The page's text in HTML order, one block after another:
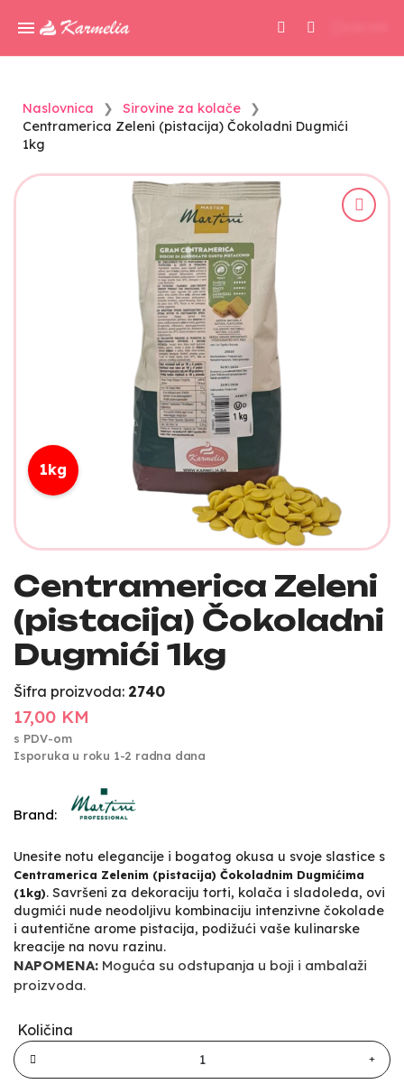
Naslovnica
Sirovine za kolače
Centramerica Zeleni (pistacija) Čokoladni Dugmići
1kg
1kg
Centramerica Zeleni
(pistacija) Čokoladni
Dugmići 1kg
Šifra proizvoda: 2740
17,00 KM
s PDV-om
Isporuka u roku 1-2 radna dana
Brand:
Unesite notu elegancije i bogatog okusa u svoje slastice s
Centramerica Zelenim (pistacija) Čokoladnim Dugmićima
(1kg). Savršeni za dekoraciju torti, kolača i sladoleda, ovi
dugmići nude neodoljivu kombinaciju intenzivne čokolade
i autentične arome pistacija, podižući vaše kulinarske
kreacije na novu razinu.
NAPOMENA: Moguća su odstupanja u boji i ambalaži
proizvoda.
Količina